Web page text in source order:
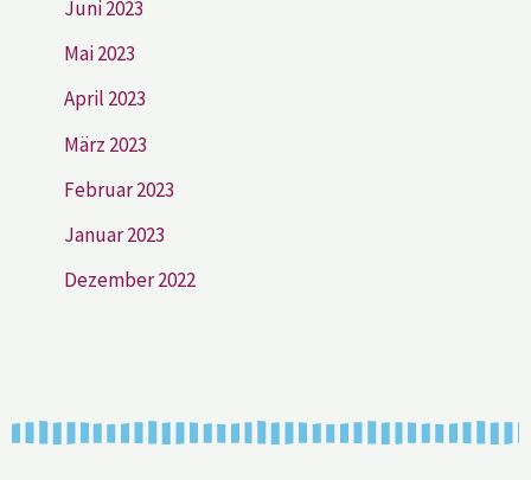
Juni 2023
Mai 2023
April 2023
März 2023
Februar 2023
Januar 2023
Dezember 2022